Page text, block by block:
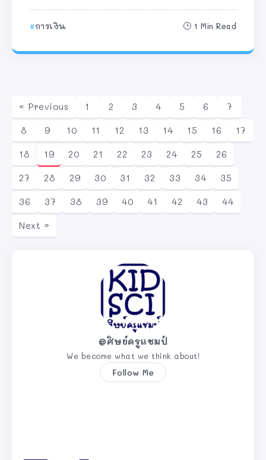
การเงิน 1 Min Read
« Previous 1 2 3 4 5 6
7
8
9 10 11 12 13 14 15 16
17
18
19 20 21 22 23 24 25
26
27
28 29 30 31 32 33 34
35
36
37 38 39 40 41 42 43
44
Next »
@ศิษย์ครูแชมป์
We become what we think about!
Follow Me